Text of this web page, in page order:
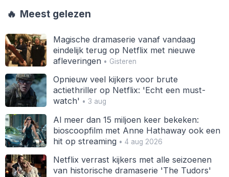
🔥 Meest gelezen
Magische dramaserie vanaf vandaag
eindelijk terug op Netflix met nieuwe
afleveringen• Gisteren
Opnieuw veel kijkers voor brute
actiethriller op Netflix: 'Echt een must-
watch' • 3 aug
Al meer dan 15 miljoen keer bekeken:
bioscoopfilm met Anne Hathaway ook een
hit op streaming• 4 aug 2026
Netflix verrast kijkers met alle seizoenen
van historische dramaserie 'The Tudors'